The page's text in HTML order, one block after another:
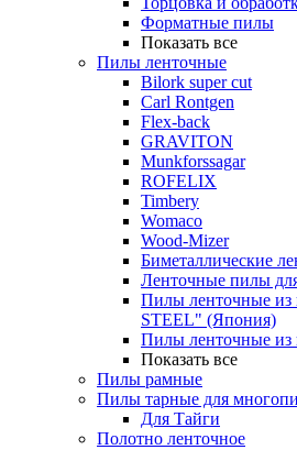
Форматные пилы
Показать все
Пилы ленточные
Bilork super cut
Carl Rontgen
Flex-back
GRAVITON
Munkforssagar
ROFELIX
Timbery
Womaco
Wood-Mizer
Биметаллические
Ленточные пилы
Пилы ленточные
STEEL" (Япония)
Пилы ленточные из
Показать все
Пилы рамные
Пилы тарные для
Для Тайги
Полотно ленточное